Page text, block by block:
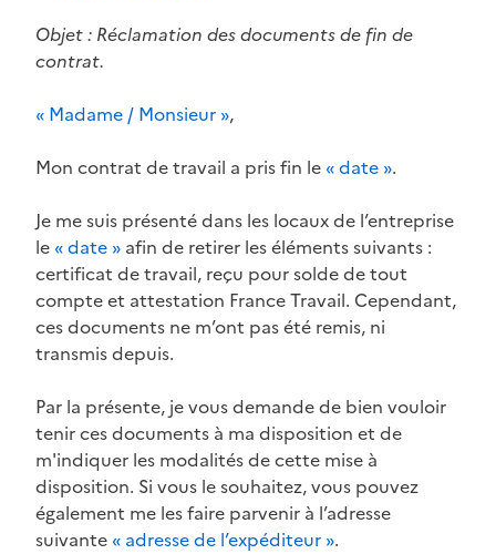
Objet : Réclamation des documents de fin de
contrat.
« Madame / Monsieur »,
Mon contrat de travail a pris fin le « date ».
Je me suis présenté dans les locaux de l’entreprise
le « date » afin de retirer les éléments suivants :
certificat de travail, reçu pour solde de tout
compte et attestation France Travail. Cependant,
ces documents ne m’ont pas été remis, ni
transmis depuis.
Par la présente, je vous demande de bien vouloir
tenir ces documents à ma disposition et de
m'indiquer les modalités de cette mise à
disposition. Si vous le souhaitez, vous pouvez
également me les faire parvenir à l’adresse
suivante « adresse de l’expéditeur ».